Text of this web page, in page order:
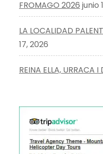
FROMAGO 2026 junio
LA LOCALIDAD
17, 2026
REINA ELLA, URRACA I